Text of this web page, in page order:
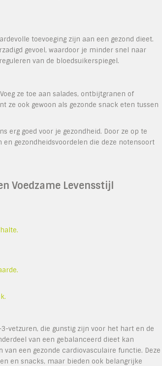
toevoeging zijn aan een gezond dieet.
gevoel, waardoor je minder snel naar
van de bloedsuikerspiegel.
ze toe aan salades, ontbijtgranen of
ze ook gewoon als gezonde snack eten tussen
erg goed voor je gezondheid. Door ze op te
gezondheidsvoordelen die deze notensoort
Voedzame Levensstijl
vetzuren, die gunstig zijn voor het hart en de
van een gebalanceerd dieet kan
een gezonde cardiovasculaire functie. Deze
en snacks, maar bieden ook belangrijke